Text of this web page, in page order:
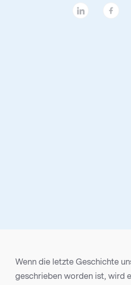
Wenn die letzte Geschichte
geschrieben worden ist, wird